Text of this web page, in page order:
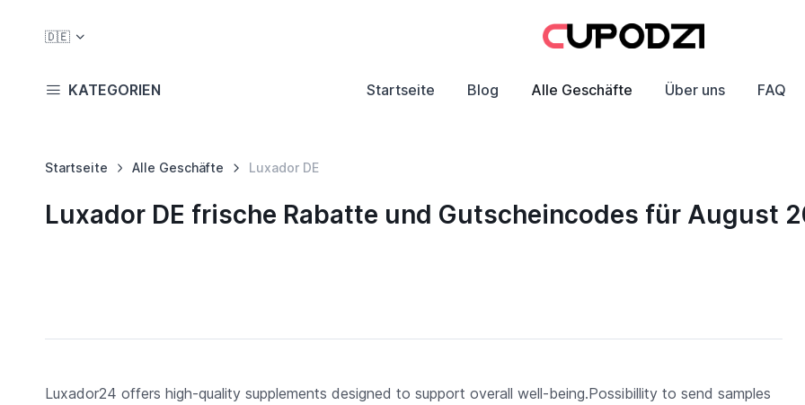
🇩🇪
KATEGORIEN Startseite Blog Alle Geschäfte Über uns FAQ
Startseite Alle Geschäfte Luxador DE
Luxador DE frische Rabatte und Gutscheincodes für August
Luxador24 offers high-quality supplements designed to support overall well-being.Possibillity to send samples